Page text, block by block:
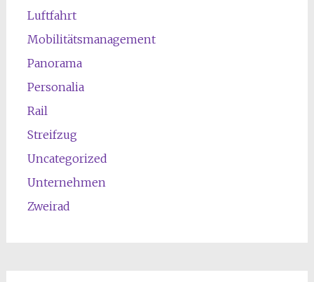
Luftfahrt
Mobilitätsmanagement
Panorama
Personalia
Rail
Streifzug
Uncategorized
Unternehmen
Zweirad